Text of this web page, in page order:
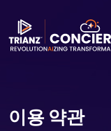
이용 약관